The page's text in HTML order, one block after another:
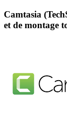
Camtasia
et de montage